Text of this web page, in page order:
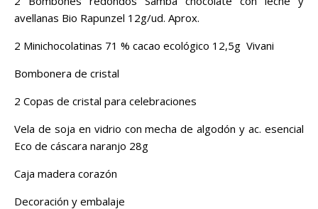
avellanas Bio Rapunzel 12g/ud. Aprox.
2 Minichocolatinas 71 % cacao ecológico 12,5g Vivani
Bombonera de cristal
2 Copas de cristal para celebraciones
Vela de soja en vidrio con mecha de algodón y ac. esencial
Eco de cáscara naranjo 28g
Caja madera corazón
Decoración y embalaje